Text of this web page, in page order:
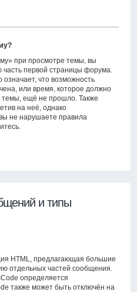
при просмотре темы, вы
первой страницы форума.
означает, что возможность
или время, которое должно
темы, ещё не прошло. Также
на неё, однако
не нарушаете правила
и типы
HTML, предлагающая большие
отдельных частей сообщения.
определяется
также может быть отключён на